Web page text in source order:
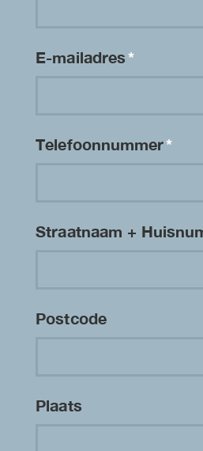
E-mailadres*
Telefoonnummer*
Straatnaam +
Postcode
Plaats